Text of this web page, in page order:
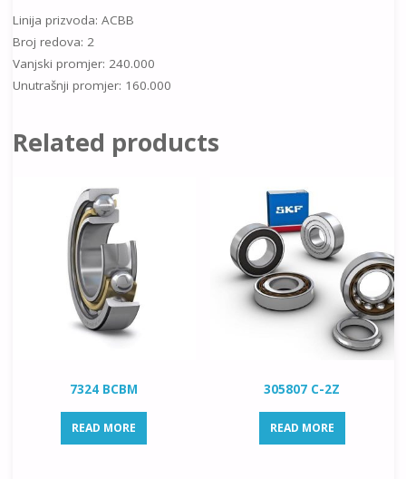
Linija prizvoda: ACBB
Broj redova: 2
Vanjski promjer: 240.000
Unutrašnji promjer: 160.000
Related products
7324 BCBM
READ MORE
305807 C-2Z
READ MORE